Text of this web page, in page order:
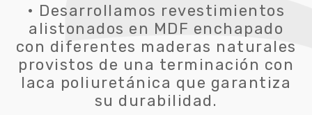
• Desarrollamos revestimientos
alistonados en MDF enchapado
con diferentes maderas naturales
provistos de una terminación con
laca poliuretánica que garantiza
su durabilidad.